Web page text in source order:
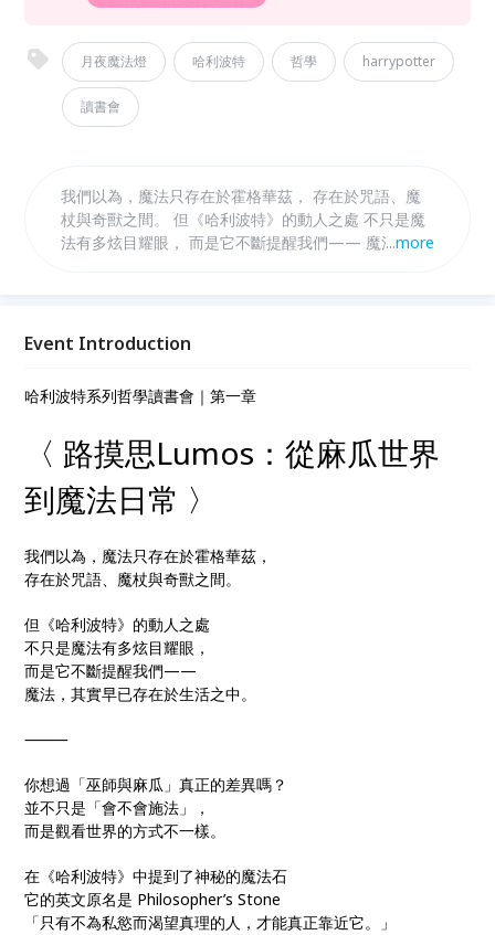
月夜魔法燈 哈利波特 哲學 harrypotter
讀書會
我們以為，魔法只存在於霍格華茲， 存在於咒語、魔
杖與奇獸之間。 但《哈利波特》的動人之處 不只是魔
法有多炫目耀眼， 而是它不斷提醒我們—— 魔法，其
...more
Event Introduction
哈利波特系列哲學讀書會｜第一章
〈 路摸思Lumos：從麻瓜世界
到魔法日常 〉
我們以為，魔法只存在於霍格華茲，
存在於咒語、魔杖與奇獸之間。
但《哈利波特》的動人之處
不只是魔法有多炫目耀眼，
而是它不斷提醒我們——
魔法，其實早已存在於生活之中。
⸻
你想過「巫師與麻瓜」真正的差異嗎？
並不只是「會不會施法」，
而是觀看世界的方式不一樣。
在《哈利波特》中提到了神秘的魔法石
它的英文原名是 Philosopher’s Stone
「只有不為私慾而渴望真理的人，才能真正靠近它。」